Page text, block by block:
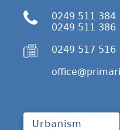
0249 511 384
0249 511 386
0249 517 516
Urbanism